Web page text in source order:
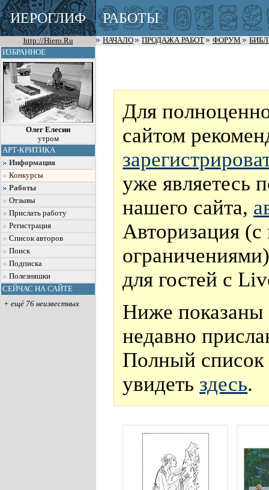
ИЕРОГЛИФ РАБОТЫ
http://Hiero.Ru НАЧАЛО ПРОДАЖА РАБОТ ФОРУМ
ИЗБРАННОЕ
Олег Елесин
утром
АРТ-КРИТИКА
Информация
Конкурсы
Работы
Отзывы
Прислать работу
Регистрация
Список авторов
Поиск
Подписка
Полезняшки
СЕЙЧАС НА САЙТЕ
+ ещё 76 неизвестных
Для
сайтом
уже являетесь
нашего сайта,
Авторизация
для гостей с
Ниже показаны
недавно
Полный
увидеть здесь.